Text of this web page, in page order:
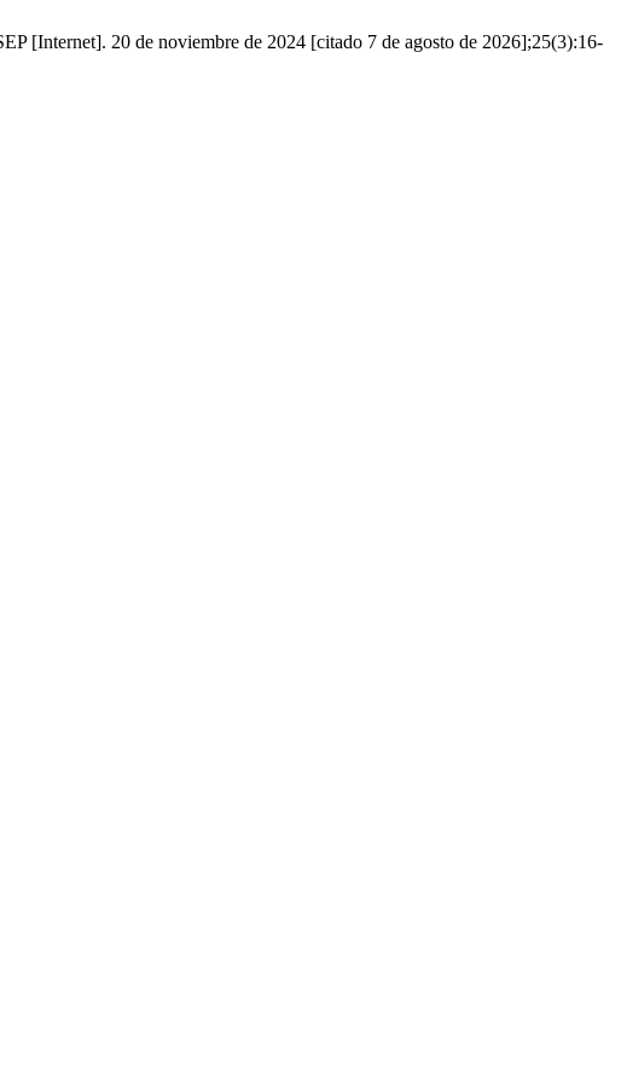
[Internet]. 20 de noviembre de 2024 [citado 7 de agosto de 2026];25(3):16-